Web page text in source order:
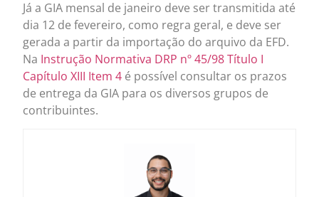
Já a GIA mensal de janeiro deve ser transmitida até
dia 12 de fevereiro, como regra geral, e deve ser
gerada a partir da importação do arquivo da EFD.
Na Instrução Normativa DRP nº 45/98 Título I
Capítulo XIII Item 4 é possível consultar os prazos
de entrega da GIA para os diversos grupos de
contribuintes.